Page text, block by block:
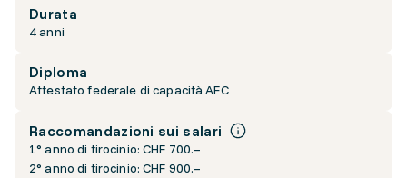
Durata
4 anni
Diploma
Attestato federale di capacità AFC
Raccomandazioni sui salari
1° anno di tirocinio: CHF 700.–
2° anno di tirocinio: CHF 900.–